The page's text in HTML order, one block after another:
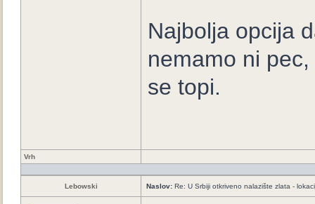
Najbolja opcija
nemamo ni
se topi.
Vrh
Lebowski Naslov: Re: U Srbiji otkriveno nalazište zlata -